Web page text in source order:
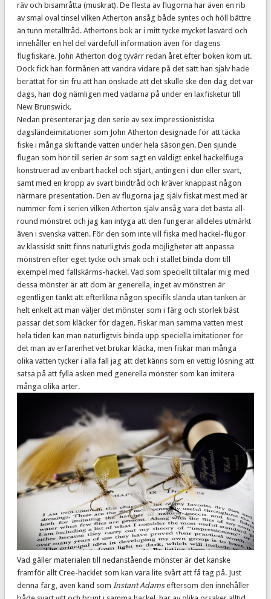
räv och bisamråtta (muskrat). De flesta av flugorna har även en rib
av smal oval tinsel vilken Atherton ansåg både syntes och höll bättre
än tunn metalltråd. Athertons bok är i mitt tycke mycket läsvärd och
innehåller en hel del värdefull information även för dagens
flugfiskare. John Atherton dog tyvärr redan året efter boken kom ut.
Dock fick han förmånen att vandra vidare på det sätt han själv hade
berättat för sin fru att han önskade att det skulle ske den dag det var
dags, han dog nämligen med vadarna på under en laxfisketur till
New Brunswick.
Nedan presenterar jag den serie av sex impressionistiska
dagsländeimitationer som John Atherton designade för att täcka
fiske i många skiftande vatten under hela säsongen. Den sjunde
flugan som hör till serien är som sagt en väldigt enkel hackelfluga
konstruerad av enbart hackel och stjärt, antingen i dun eller svart,
samt med en kropp av svart bindtråd och kräver knappast någon
närmare presentation. Den av flugorna jag själv fiskat mest med är
nummer fem i serien vilken Atherton själv ansåg vara det bästa all-
round mönstret och jag kan intyga att den fungerar alldeles utmärkt
även i svenska vatten. För den som inte vill fiska med hackel-flugor
av klassiskt snitt finns naturligtvis goda möjligheter att anpassa
mönstren efter eget tycke och smak och i stället binda dom till
exempel med fallskärms-hackel. Vad som speciellt tilltalar mig med
dessa mönster är att dom är generella, inget av mönstren är
egentligen tänkt att efterlikna någon specifik slända utan tanken är
helt enkelt att man väljer det mönster som i färg och storlek bäst
passar det som kläcker för dagen. Fiskar man samma vatten mest
hela tiden kan man naturligtvis binda upp speciella imitationer för
det man av erfarenhet vet brukar kläcka, men fiskar man många
olika vatten tycker i alla fall jag att det känns som en vettig lösning att
satsa på att fylla asken med generella mönster som kan imitera
många olika arter.
Vad gäller materialen till nedanstående mönster är det kanske
framför allt Cree-hacklet som kan vara lite svårt att få tag på. Just
denna färg, även känd som Instant Adamseftersom den innehåller